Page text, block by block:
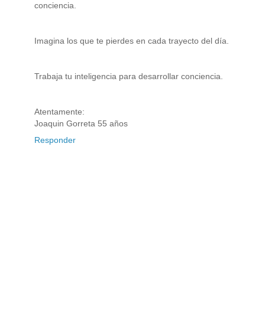
conciencia.
Imagina los que te pierdes en cada trayecto del día.
Trabaja tu inteligencia para desarrollar conciencia.
Atentamente:
Joaquin Gorreta 55 años
Responder